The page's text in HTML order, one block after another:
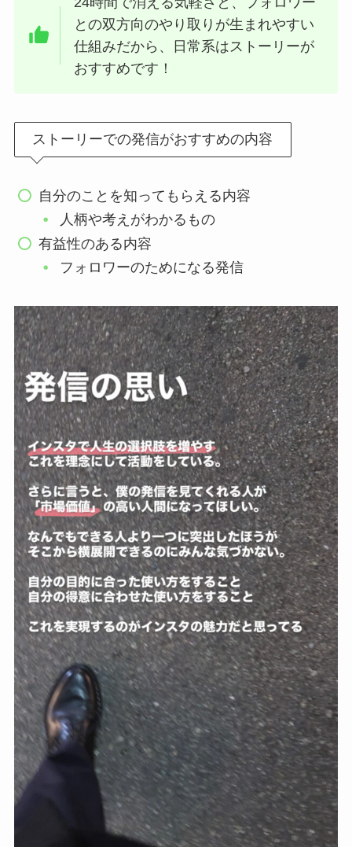
との双方向のやり取りが生まれやすい
仕組みだから、日常系はストーリーが
おすすめです！
ストーリーでの発信がおすすめの内容
自分のことを知ってもらえる内容
人柄や考えがわかるもの
有益性のある内容
フォロワーのためになる発信